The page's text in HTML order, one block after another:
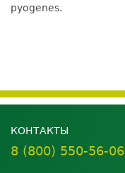
pyogenes.
КОНТАКТЫ
8 (800) 550-56-06